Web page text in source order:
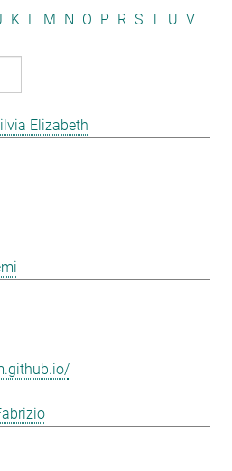
K L M N O P R S T U V
Elizabeth